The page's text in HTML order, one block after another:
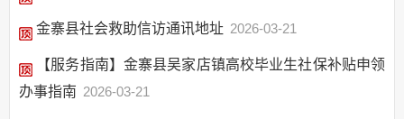
金寨县社会救助信访通讯地址 2026-03-21
【服务指南】金寨县吴家店镇高校毕业生社保补贴申领
办事指南 2026-03-21